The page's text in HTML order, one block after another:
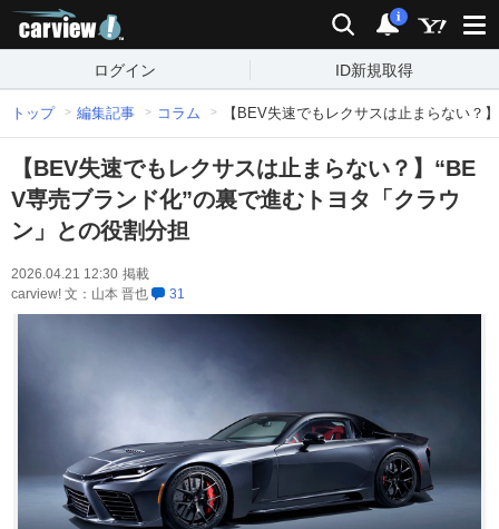
検索 通知
i
ログイン ID新規取得
トップ 編集記事 コラム 【BEV失速でもレクサスは止まらない？
【BEV失速でもレクサスは止まらない？】“BE
V専売ブランド化”の裏で進むトヨタ「クラウ
ン」との役割分担
2026.04.21 12:30 掲載
carview! 文：山本 晋也
31